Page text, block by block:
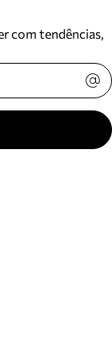
com tendências,